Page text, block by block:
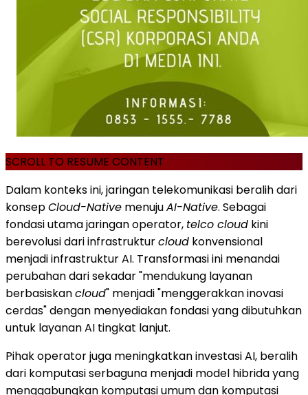
SCROLL TO RESUME CONTENT
Dalam konteks ini, jaringan telekomunikasi beralih dari
konsepCloud-Native menujuAI-Native. Sebagai
fondasi utama jaringan operator, telco cloud kini
berevolusi dari infrastrukturcloud konvensional
menjadi infrastruktur AI. Transformasi ini menandai
perubahan dari sekadar "mendukung layanan
berbasiskancloud" menjadi "menggerakkan inovasi
cerdas" dengan menyediakan fondasi yang dibutuhkan
untuk layanan AI tingkat lanjut.
Pihak operator juga meningkatkan investasi AI, beralih
dari komputasi serbaguna menjadi model hibrida yang
menggabungkan komputasi umum dan komputasi